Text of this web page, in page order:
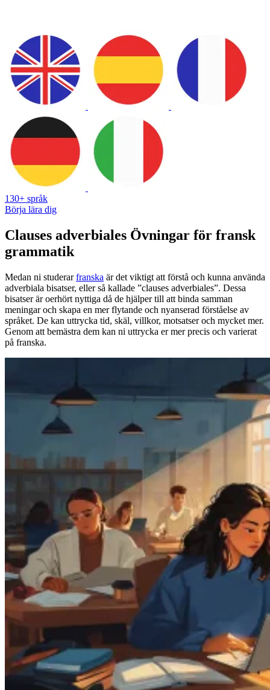
130+ språk
Börja lära dig
Clauses adverbiales Övningar för fransk
grammatik
Medan ni studerarfranska är det viktigt att förstå och kunna använda
adverbiala bisatser, eller så kallade ”clauses adverbiales”. Dessa
bisatser är oerhört nyttiga då de hjälper till att binda samman
meningar och skapa en mer flytande och nyanserad förståelse av
språket. De kan uttrycka tid, skäl, villkor, motsatser och mycket mer.
Genom att bemästra dem kan ni uttrycka er mer precis och varierat
på franska.